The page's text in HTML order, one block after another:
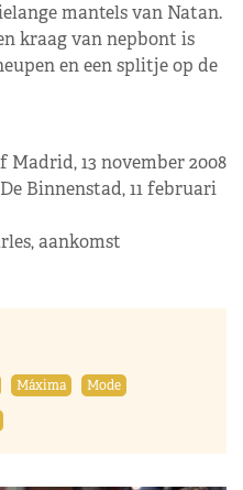
mantels van Natan.
kraag van nepbont is
en een splitje op de
Madrid, 13 november 2008
Binnenstad, 11 februari
aankomst
Máxima
Mode